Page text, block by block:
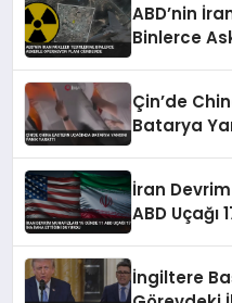
ABD’nin
Binlerce
Çin’de
Batarya
İran Devrim
ABD Uçağı
İngiltere